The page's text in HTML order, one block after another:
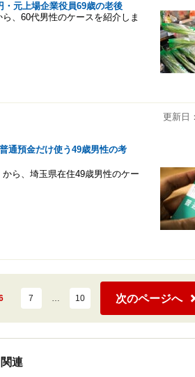
・元上場企業役員69歳の老後
、60代男性のケースを紹介しま
通預金だけ使う49歳男性の考
更新日
ら、埼玉県在住49歳男性のケー
7 … 10 次のページへ
連